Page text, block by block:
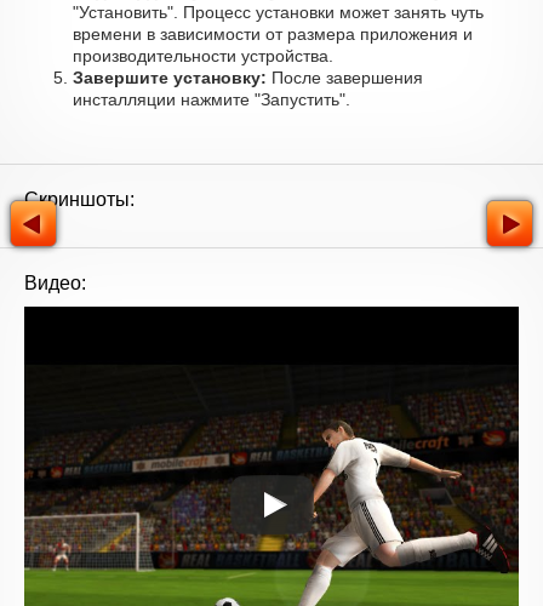
"Установить". Процесс установки может занять чуть
времени в зависимости от размера приложения и
производительности устройства.
Завершите установку: После завершения
инсталляции нажмите "Запустить".
Скриншоты:
Видео: